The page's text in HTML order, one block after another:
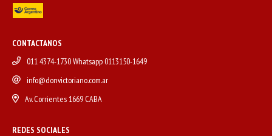
CONTACTANOS
011 4374-1730 Whatsapp 0113150-1649
info@donvictoriano.com.ar
Av. Corrientes 1669 CABA
REDES SOCIALES